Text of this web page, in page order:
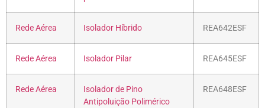
Rede Aérea Isolador Híbrido REA642ESF
Rede Aérea Isolador Pilar REA645ESF
Rede Aérea
Isolador de Pino
Antipoluição Polimérico
REA648ESF